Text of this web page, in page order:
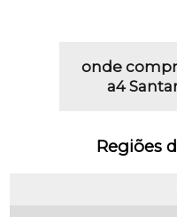
onde
a4
Regiões